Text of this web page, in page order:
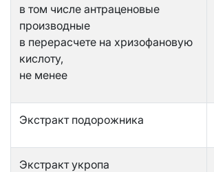
в том числе антраценовые
производные
в перерасчете на хризофановую
кислоту,
не менее
Экстракт подорожника
Экстракт укропа